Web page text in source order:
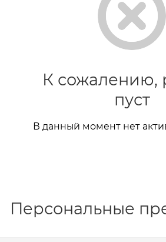
К сожалению,
пуст
В данный момент нет
Персональные